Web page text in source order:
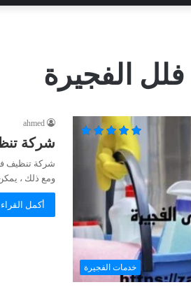
الفجيرة
خدمات الفجيرة
ahmed
شركة تنظيف
شركة تنظيف
ومع ذلك ،
أكمل